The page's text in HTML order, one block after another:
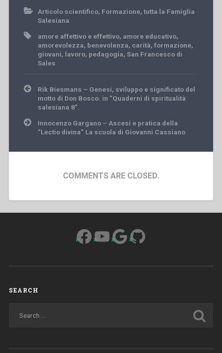
Articolo scientifico, Formazione, tutta la Famiglia
Salesiana
amore affettivo e effettivo, amore educativo,
amorevolezza, benevolenza, carità, formazione,
giovani, lavoro, pedagogia, San Francesco di
Sales
Post
navigation
Rik Biesmans – Genesi, sviluppo e significato del
motto di Don Bosco. in “Quaderni di spiritualità
salesiana 8”.
Innocenzo Gargano – Ascesi e pratica della
“Lectio divina” La scuola di Giovanni Cassiano
COMMENTS ARE CLOSED.
Facebook
YouTube
Google
GitHub
SEARCH